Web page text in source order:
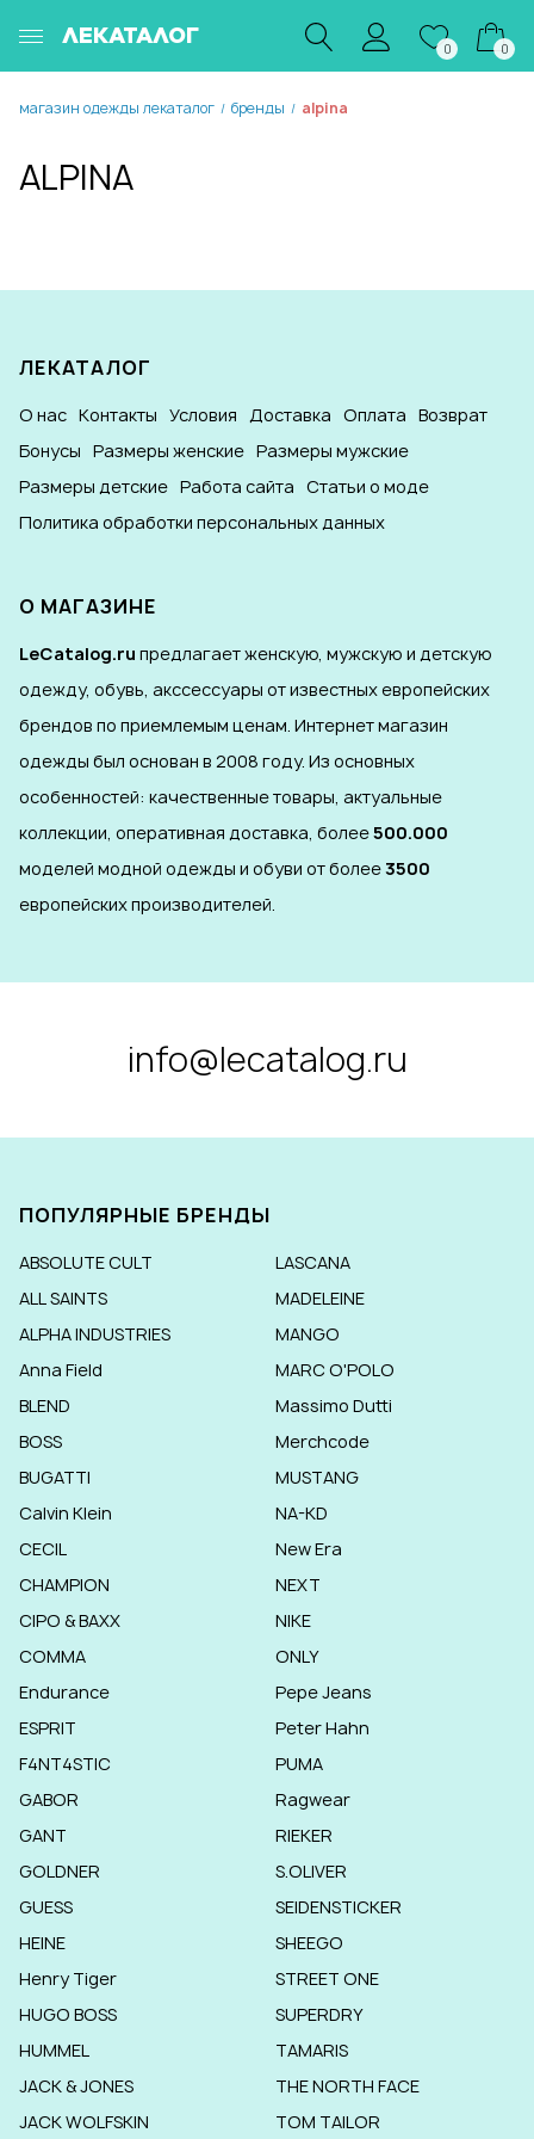
ЛЕКАТАЛОГ
0 0
магазин одежды лекаталог / бренды / alpina
ALPINA
ЛЕКАТАЛОГ
О нас Контакты Условия Доставка Оплата Возврат
Бонусы Размеры женские Размеры мужские
Размеры детские Работа сайта Статьи о моде
Политика обработки персональных данных
О МАГАЗИНЕ
LeCatalog.ru предлагает женскую, мужскую и детскую
одежду, обувь, акссессуары от известных европейских
брендов по приемлемым ценам. Интернет магазин
одежды был основан в 2008 году. Из основных
особенностей: качественные товары, актуальные
коллекции, оперативная доставка, более500.000
моделей модной одежды и обуви от более3500
европейских производителей.
info@lecatalog.ru
ПОПУЛЯРНЫЕ БРЕНДЫ
ABSOLUTE CULT
ALL SAINTS
ALPHA INDUSTRIES
Anna Field
BLEND
BOSS
BUGATTI
Calvin Klein
CECIL
CHAMPION
CIPO & BAXX
COMMA
Endurance
ESPRIT
F4NT4STIC
GABOR
GANT
GOLDNER
GUESS
HEINE
Henry Tiger
HUGO BOSS
HUMMEL
JACK & JONES
JACK WOLFSKIN
LASCANA
MADELEINE
MANGO
MARC O'POLO
Massimo Dutti
Merchcode
MUSTANG
NA-KD
New Era
NEXT
NIKE
ONLY
Pepe Jeans
Peter Hahn
PUMA
Ragwear
RIEKER
S.OLIVER
SEIDENSTICKER
SHEEGO
STREET ONE
SUPERDRY
TAMARIS
THE NORTH FACE
TOM TAILOR